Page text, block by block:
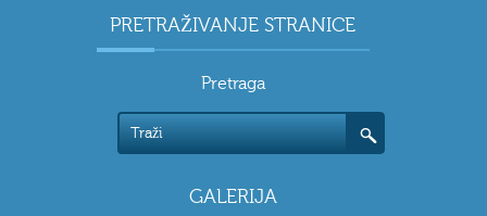
PRETRAŽIVANJE STRANICE
Pretraga
GALERIJA